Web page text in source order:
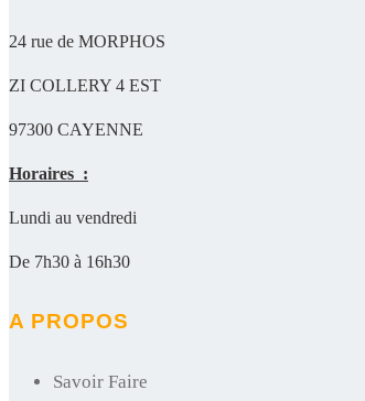
24 rue de MORPHOS
ZI COLLERY 4 EST
97300 CAYENNE
Horaires :
Lundi au vendredi
De 7h30 à 16h30
A PROPOS
Savoir Faire